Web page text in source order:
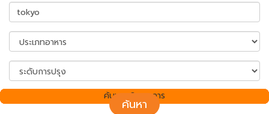
ค้นหา
ค้นพบ 0 รายการ